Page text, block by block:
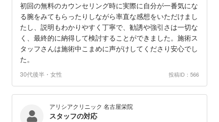
初回の無料のカウンセリング時に実際に自分が一番気にな
る腕をみてもらったりしながら率直な感想をいただけまし
たし、説明もわかりやすく丁寧で、勧誘や強引さは一切な
く、最終的に納得して検討することができました。施術ス
タッフさんは施術中こまめに声がけしてくださり安心でし
た。
30代後半・女性 投稿ID：566
アリシアクリニック 名古屋栄院
スタッフの対応